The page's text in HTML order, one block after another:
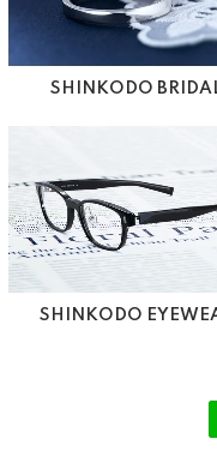
SHINKODO
SHINKODO